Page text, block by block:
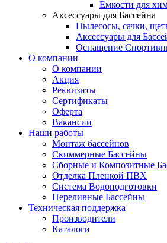
Емкости для
Аксессуары для Бассейна
Пылесосы, сачки,
Аксессуары для
Оснащение
О компании
О компании
Акция
Реквизиты
Сертификаты
Оферта
Вакансии
Наши работы
Монтаж бассейнов
Скиммерные Бассейны
Сборные и Композитные
Отделка Пленкой ПВХ
Система Водоподготовки
Переливные Бассейны
Техническая поддержка
Производители
Каталоги